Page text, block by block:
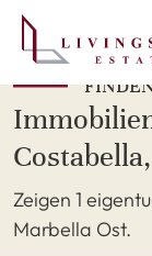
Zeigen 1
Marbella Ost.